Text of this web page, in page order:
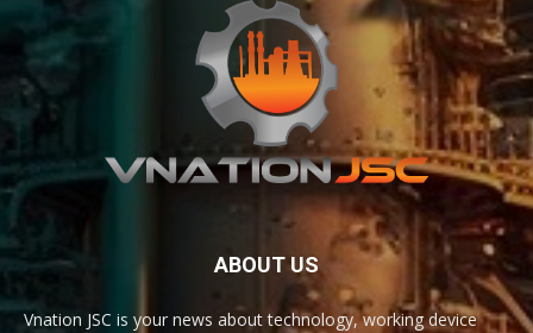
ABOUT US
Vnation JSC is your news about technology, working device